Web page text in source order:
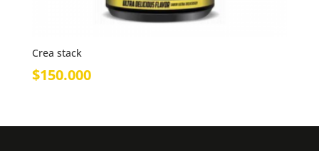
Crea stack
$150.000